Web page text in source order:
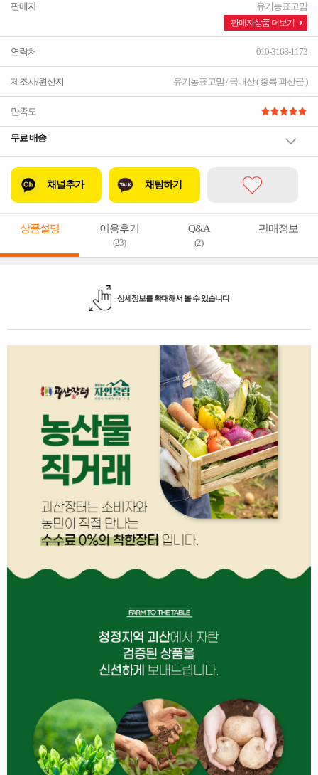
판매자 유기농표고맘
판매자상품 더보기
연락처 010-3168-1173
제조사/원산지 유기농표고맘 / 국내산 ( 충북 괴산군 )
만족도
무료 배송
채널추가 채팅하기
상품설명 이용후기
(23)
Q&A
(2)
판매정보
상세정보를 확대해서 볼 수 있습니다